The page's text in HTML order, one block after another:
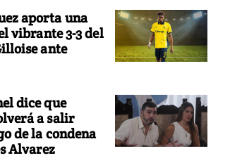
aporta una
vibrante 3-3 del
ante
dice que
a salir
de la condena
Alvarez